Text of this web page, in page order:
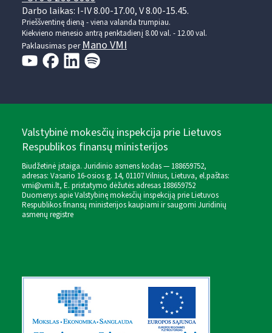
Darbo laikas: I-IV 8.00-17.00, V 8.00-15.45.
Prieššventinę dieną - viena valanda trumpiau.
Kiekvieno mėnesio antrą penktadienį 8.00 val. - 12.00 val.
Paklausimas perMano VMI
Valstybinė mokesčių inspekcija prie Lietuvos
Respublikos finansų ministerijos
Biudžetinė įstaiga. Juridinio asmens kodas — 188659752,
adresas: Vasario 16-osios g. 14, 01107 Vilnius, Lietuva, el.paštas:
vmi@vmi.lt, E. pristatymo dėžutės adresas 188659752
Duomenys apie Valstybinę mokesčių inspekciją prie Lietuvos
Respublikos finansų ministerijos kaupiami ir saugomi Juridinių
asmenų registre